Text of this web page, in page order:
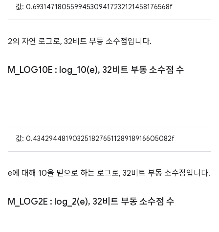
값: 0.693147180559945309417232121458176568f
2의 자연 로그로, 32비트 부동 소수점입니다.
M LOG10E : log_10(e), 32비트 부동 소수점 수
값: 0.434294481903251827651128918916605082f
e에 대해 10을 밑으로 하는 로그로, 32비트 부동 소수점입니다.
M LOG2E : log_2(e), 32비트 부동 소수점 수